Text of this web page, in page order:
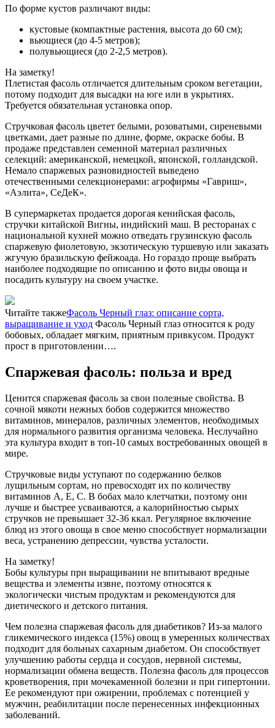
По форме кустов различают виды:
кустовые (компактные растения, высота до 60 см);
вьющиеся (до 4-5 метров);
полувьющиеся (до 2-2,5 метров).
На заметку!
Плетистая фасоль отличается длительным сроком вегетации,
потому подходит для высадки на юге или в укрытиях.
Требуется обязательная установка опор.
Стручковая фасоль цветет белыми, розоватыми, сиреневыми
цветками, дает разные по длине, форме, окраске бобы. В
продаже представлен семенной материал различных
селекций: американской, немецкой, японской, голландской.
Немало спаржевых разновидностей выведено
отечественными селекционерами: агрофирмы «Гавриш»,
«Аэлита», СеДеК».
В супермаркетах продается дорогая кенийская фасоль,
стручки китайской Вигны, индийский маш. В ресторанах с
национальной кухней можно отведать грузинскую фасоль
спаржевую фиолетовую, экзотическую туршевую или заказать
жгучую бразильскую фейжоада. Но гораздо проще выбрать
наиболее подходящие по описанию и фото виды овоща и
посадить культуру на своем участке.
Читайте такжеФасоль Черный глаз: описание сорта,
выращивание и уход Фасоль Черный глаз относится к роду
бобовых, обладает мягким, приятным привкусом. Продукт
прост в приготовлении….
Спаржевая фасоль: польза и вред
Ценится спаржевая фасоль за свои полезные свойства. В
сочной мякоти нежных бобов содержится множество
витаминов, минералов, различных элементов, необходимых
для нормального развития организма человека. Неслучайно
эта культура входит в топ-10 самых востребованных овощей в
мире.
Стручковые виды уступают по содержанию белков
лущильным сортам, но превосходят их по количеству
витаминов A, E, C. В бобах мало клетчатки, поэтому они
лучше и быстрее усваиваются, а калорийностью сырых
стручков не превышает 32-36 ккал. Регулярное включение
блюд из этого овоща в свое меню способствует нормализации
веса, устранению депрессии, чувства усталости.
На заметку!
Бобы культуры при выращивании не впитывают вредные
вещества и элементы извне, поэтому относятся к
экологически чистым продуктам и рекомендуются для
диетического и детского питания.
Чем полезна спаржевая фасоль для диабетиков? Из-за малого
гликемического индекса (15%) овощ в умеренных количествах
подходит для больных сахарным диабетом. Он способствует
улучшению работы сердца и сосудов, нервной системы,
нормализации обмена веществ. Полезна фасоль для процессов
кроветворения, при мочекаменной болезни и при гипертонии.
Ее рекомендуют при ожирении, проблемах с потенцией у
мужчин, реабилитации после перенесенных инфекционных
заболеваний.